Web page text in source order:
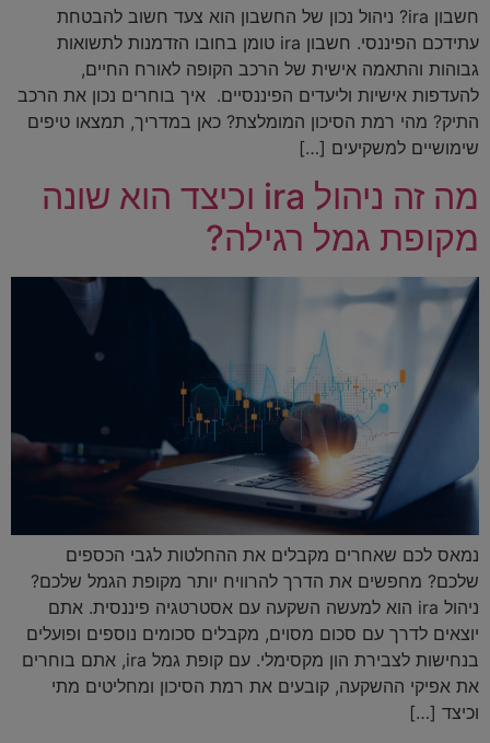
חשבון ira? ניהול נכון של החשבון הוא צעד חשוב להבטחת
עתידכם הפיננסי. חשבון ira טומן בחובו הזדמנות לתשואות
גבוהות והתאמה אישית של הרכב הקופה לאורח החיים,
להעדפות אישיות וליעדים הפיננסיים. איך בוחרים נכון את הרכב
התיק? מהי רמת הסיכון המומלצת? כאן במדריך, תמצאו טיפים
שימושיים למשקיעים […]
מה זה ניהול ira וכיצד הוא שונה
מקופת גמל רגילה?
נמאס לכם שאחרים מקבלים את ההחלטות לגבי הכספים
שלכם? מחפשים את הדרך להרוויח יותר מקופת הגמל שלכם?
ניהול ira הוא למעשה השקעה עם אסטרטגיה פיננסית. אתם
יוצאים לדרך עם סכום מסוים, מקבלים סכומים נוספים ופועלים
בנחישות לצבירת הון מקסימלי. עם קופת גמל ira, אתם בוחרים
את אפיקי ההשקעה, קובעים את רמת הסיכון ומחליטים מתי
וכיצד […]